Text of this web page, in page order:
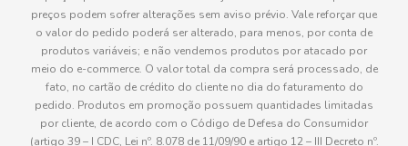
preços podem sofrer alterações sem aviso prévio. Vale reforçar que
o valor do pedido poderá ser alterado, para menos, por conta de
produtos variáveis; e não vendemos produtos por atacado por
meio do e-commerce. O valor total da compra será processado, de
fato, no cartão de crédito do cliente no dia do faturamento do
pedido. Produtos em promoção possuem quantidades limitadas
por cliente, de acordo com o Código de Defesa do Consumidor
(artigo 39 – I CDC, Lei nº. 8.078 de 11/09/90 e artigo 12 – III Decreto nº.